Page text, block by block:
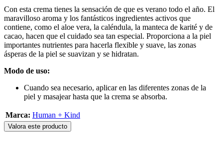
Con esta crema tienes la sensación de que es verano todo el año. El
maravilloso aroma y los fantásticos ingredientes activos que
contiene, como el aloe vera, la caléndula, la manteca de karité y de
cacao, hacen que el cuidado sea tan especial. Proporciona a la piel
importantes nutrientes para hacerla flexible y suave, las zonas
ásperas de la piel se suavizan y se hidratan.
Modo de uso:
Cuando sea necesario, aplicar en las diferentes zonas de la
piel y masajear hasta que la crema se absorba.
Marca: Human + Kind
Valora este producto